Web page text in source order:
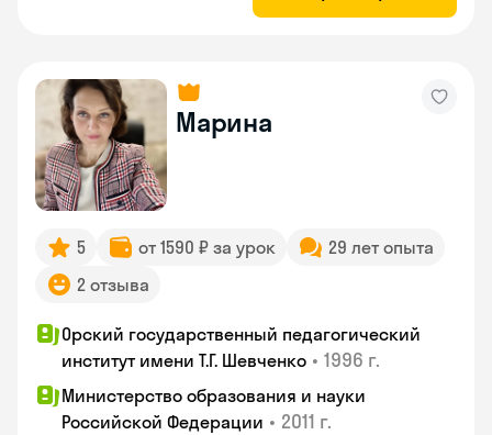
Марина
5 от 1590 ₽ за урок
29 лет опыта
2 отзыва
Орский государственный педагогический
институт имени Т.Г. Шевченко • 1996 г.
Министерство образования и науки
Российской Федерации • 2011 г.